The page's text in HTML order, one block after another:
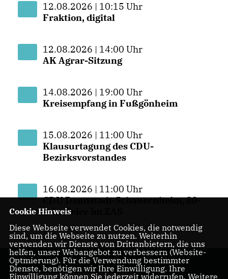
12.08.2026 | 10:15 Uhr
Fraktion, digital
12.08.2026 | 14:00 Uhr
AK Agrar-Sitzung
14.08.2026 | 19:00 Uhr
Kreisempfang in Fußgönheim
15.08.2026 | 11:00 Uhr
Klausurtagung des CDU-
Bezirksvorstandes
16.08.2026 | 11:00 Uhr
CDU Dannstadt-Schauernheim, 80-
Jahr Feier im ZAS
Cookie Hinweis
Diese Webseite verwendet Cookies, die notwendig
sind, um die Webseite zu nutzen. Weiterhin
verwenden wir Dienste von Drittanbietern, die uns
helfen, unser Webangebot zu verbessern (Website-
Optmierung). Für die Verwendung bestimmter
Dienste, benötigen wir Ihre Einwilligung. Ihre
Einwilligung können Sie jederzeit widerrufen. Weitere